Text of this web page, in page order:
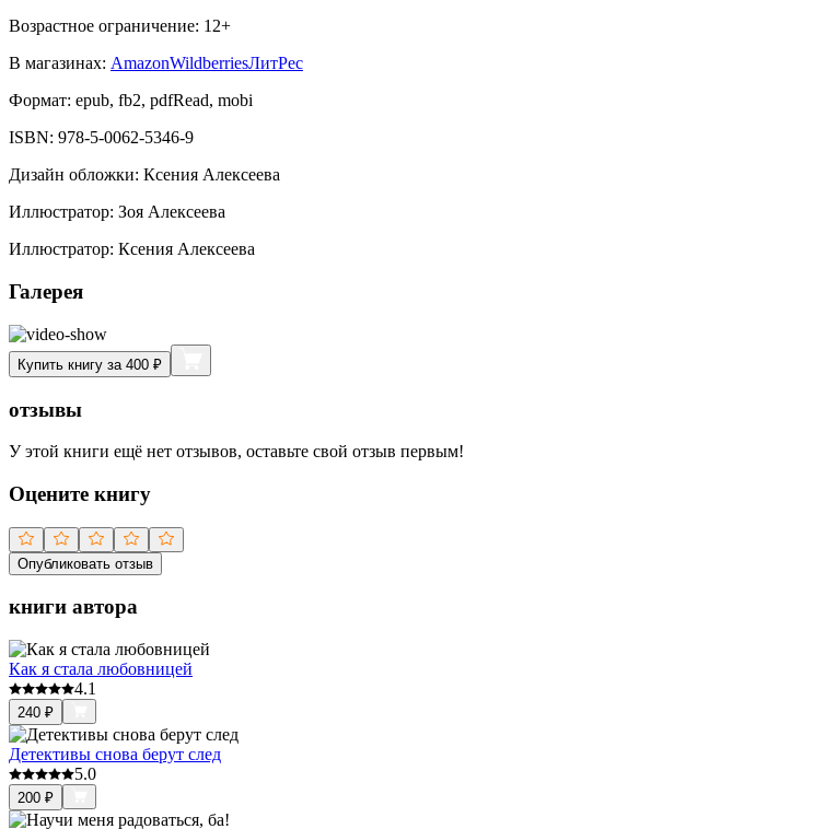
Возрастное ограничение: 12+
В магазинах: AmazonWildberriesЛитРес
Формат: epub, fb2, pdfRead, mobi
ISBN: 978-5-0062-5346-9
Дизайн обложки: Ксения Алексеева
Иллюстратор: Зоя Алексеева
Иллюстратор: Ксения Алексеева
Галерея
Купить книгу за 400 ₽
отзывы
У этой книги ещё нет отзывов, оставьте свой отзыв первым!
Оцените книгу
Опубликовать отзыв
книги автора
Как я стала любовницей
4.1
240 ₽
Детективы снова берут след
5.0
200 ₽